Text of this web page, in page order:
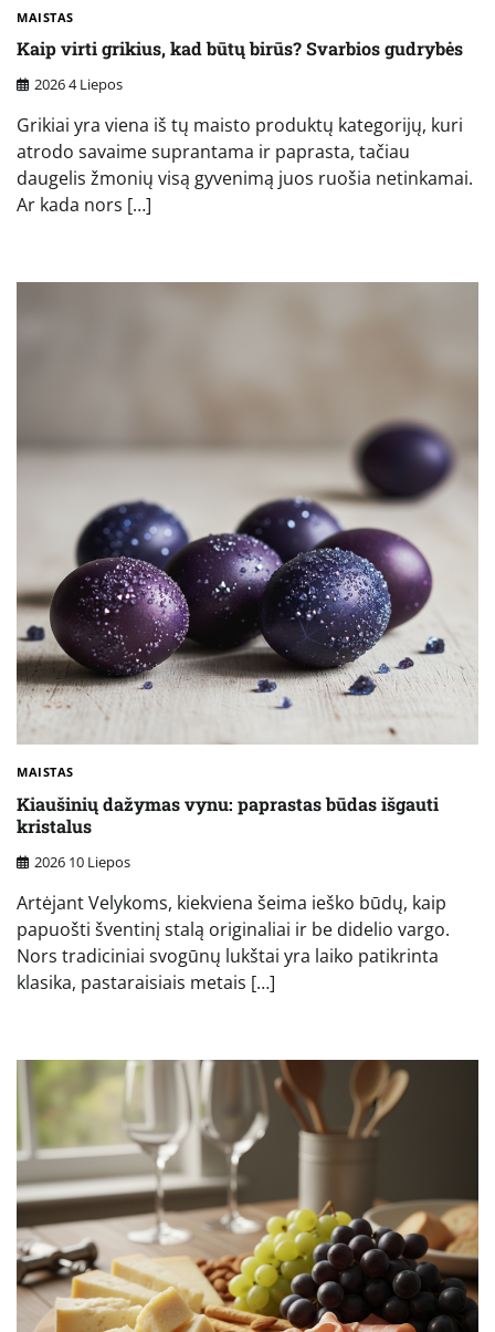
MAISTAS
Kaip virti grikius, kad būtų birūs? Svarbios gudrybės
2026 4 Liepos
Grikiai yra viena iš tų maisto produktų kategorijų, kuri
atrodo savaime suprantama ir paprasta, tačiau
daugelis žmonių visą gyvenimą juos ruošia netinkamai.
Ar kada nors […]
MAISTAS
Kiaušinių dažymas vynu: paprastas būdas išgauti
kristalus
2026 10 Liepos
Artėjant Velykoms, kiekviena šeima ieško būdų, kaip
papuošti šventinį stalą originaliai ir be didelio vargo.
Nors tradiciniai svogūnų lukštai yra laiko patikrinta
klasika, pastaraisiais metais […]